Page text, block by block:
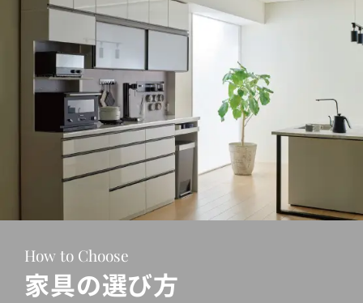
How to Choose
家具の選び方